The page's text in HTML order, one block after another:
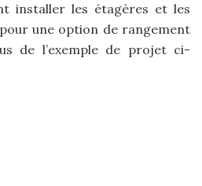
installer les étagères et les
une option de rangement
de l’exemple de projet ci-